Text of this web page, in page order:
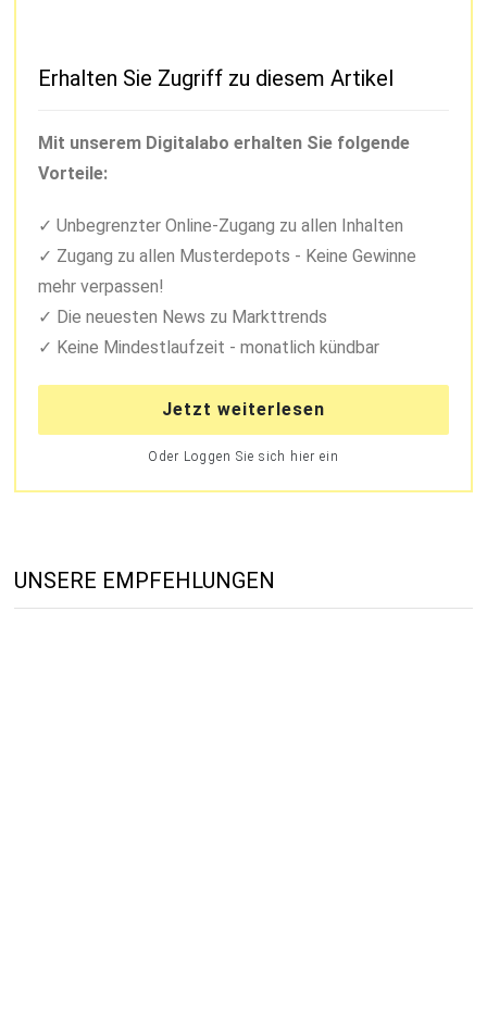
Erhalten Sie Zugriff zu diesem Artikel
Mit unserem Digitalabo erhalten Sie folgende
Vorteile:
Unbegrenzter Online-Zugang zu allen Inhalten
Zugang zu allen Musterdepots - Keine Gewinne
mehr verpassen!
Die neuesten News zu Markttrends
Keine Mindestlaufzeit - monatlich kündbar
Jetzt weiterlesen
Oder Loggen Sie sich hier ein
UNSERE EMPFEHLUNGEN